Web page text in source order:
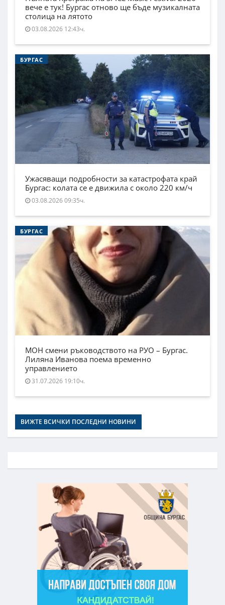
вече е тук! Бургас отново ще бъде музикалната
столица на лятото
03.08.2026 12:43ч.
БУРГАС
Ужасяващи подробности за катастрофата край
Бургас: колата се е движила с около 220 км/ч
03.08.2026 09:35ч.
БУРГАС
МОН смени ръководството на РУО – Бургас.
Лиляна Иванова поема временно
управлението
31.07.2026 19:10ч.
ВИЖТЕ ВСИЧКИ ПОСЛЕДНИ НОВИНИ